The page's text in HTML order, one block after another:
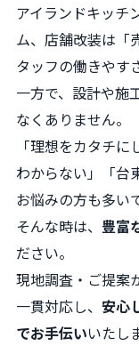
アイランドキッチ
ム、店舗改装は「
タッフの働きやす
一方で、設計や施
なくありません。
「理想をカタチ
わからない」「台
お悩みの方も多い
そんな時は、 豊富
ださい。
現地調査・ご提案
一貫対応し、 安心
でお手伝いいたし